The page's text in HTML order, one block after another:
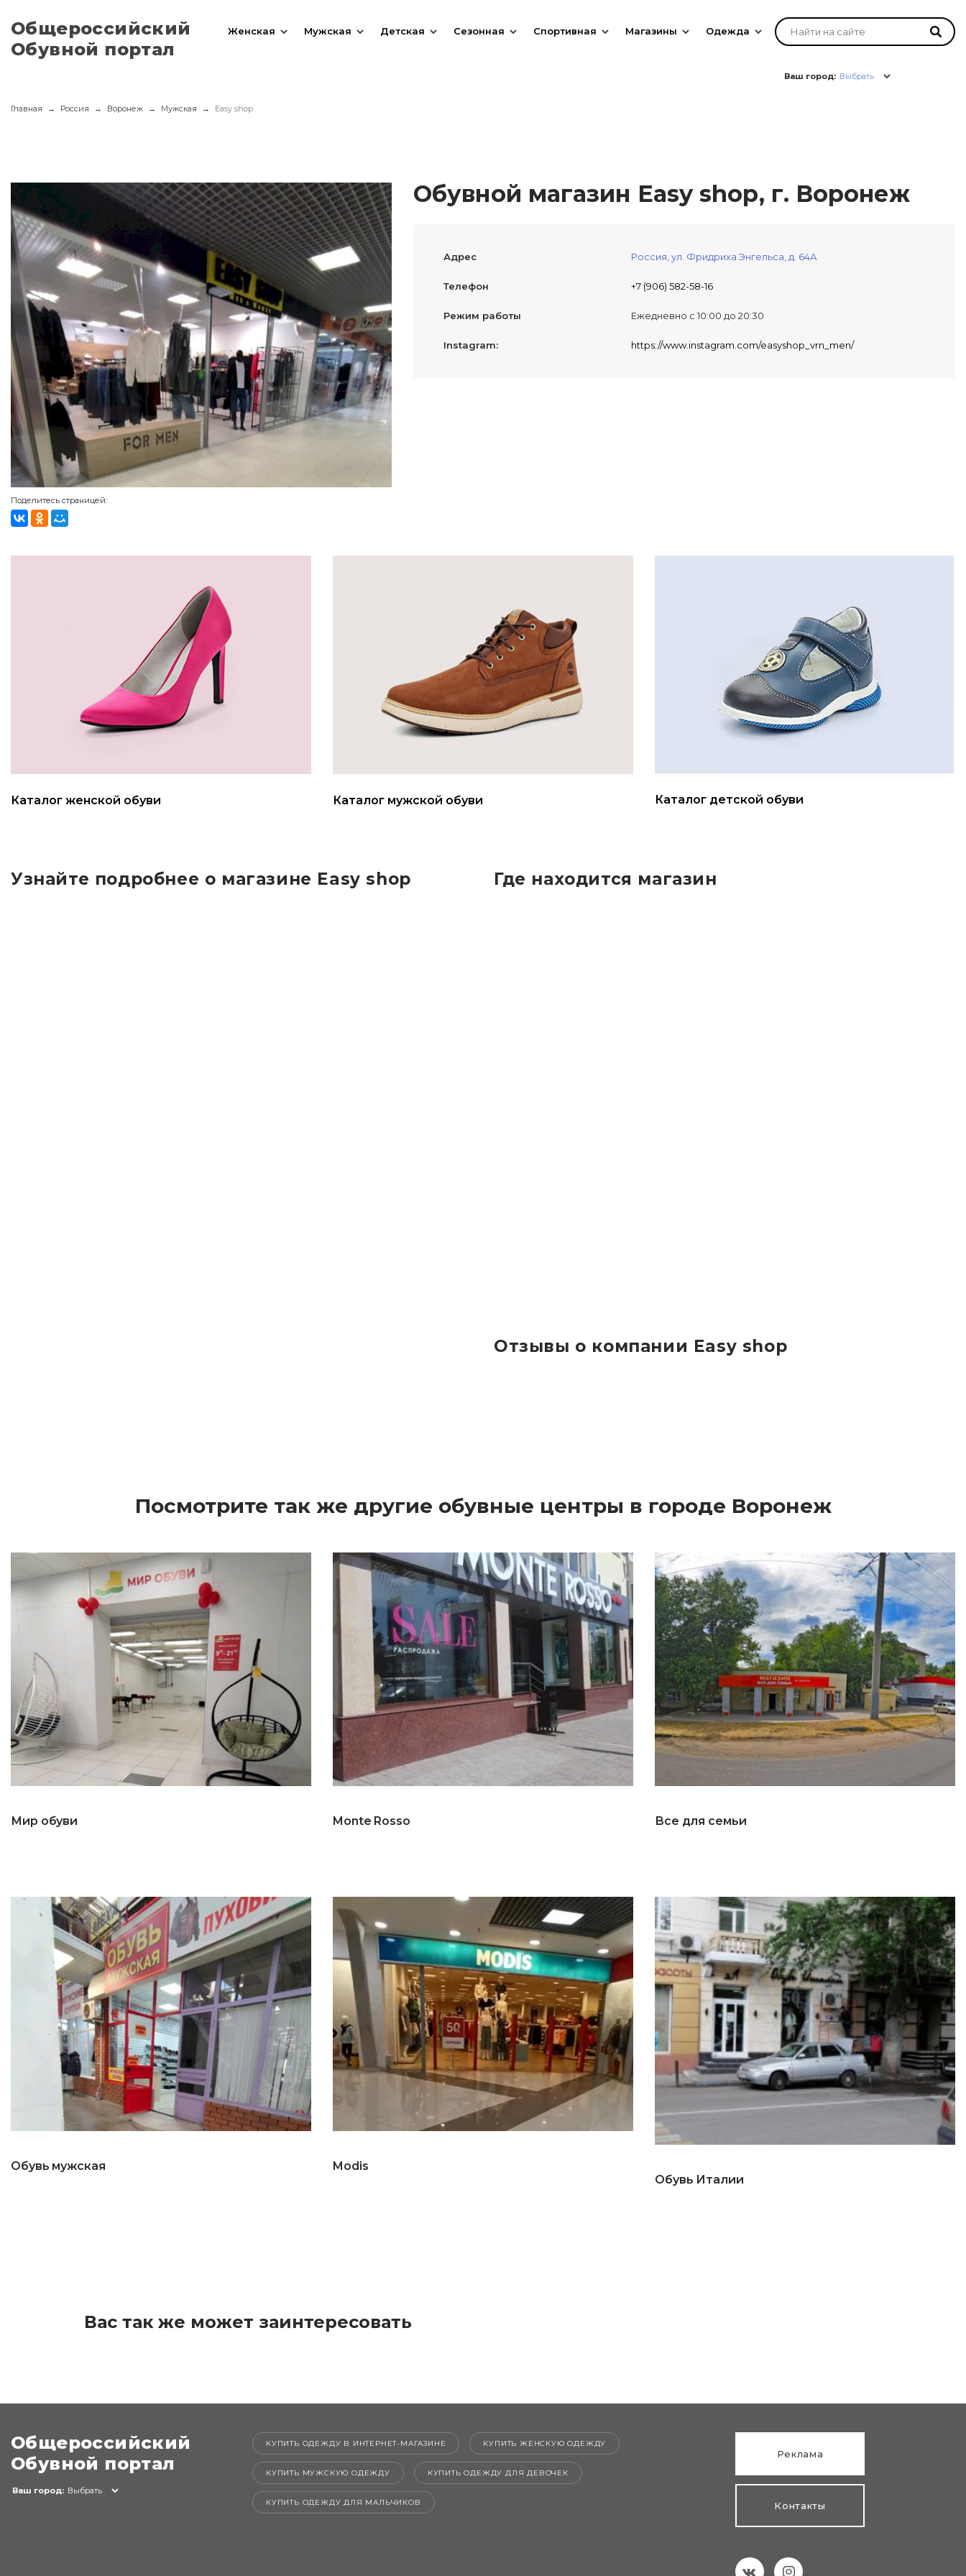
Общероссийский
Обувной портал
Женская Мужская Детская Сезонная Спортивная Магазины Одежда
Ваш город: Выбрать
Главная Россия Воронеж Мужская Easy shop
Поделитесь страницей:
Обувной магазин Easy shop, г. Воронеж
Адрес Россия, ул. Фридриха Энгельса, д. 64А
Телефон +7 (906) 582-58-16
Режим работы Ежедневно с 10:00 до 20:30
Instagram: https://www.instagram.com/easyshop_vrn_men/
Каталог женской обуви Каталог мужской обуви Каталог детской обуви
Узнайте подробнее о магазине Easy shop Где находится магазин
Отзывы о компании Easy shop
Посмотрите так же другие обувные центры в городе Воронеж
Мир обуви Monte Rosso Все для семьи
Обувь мужская
Modis
Обувь Италии
Вас так же может заинтересовать
Общероссийский
Обувной портал
Ваш город: Выбрать
КУПИТЬ ОДЕЖДУ В ИНТЕРНЕТ-МАГАЗИНЕ КУПИТЬ ЖЕНСКУЮ ОДЕЖДУ
КУПИТЬ МУЖСКУЮ ОДЕЖДУ КУПИТЬ ОДЕЖДУ ДЛЯ ДЕВОЧЕК
КУПИТЬ ОДЕЖДУ ДЛЯ МАЛЬЧИКОВ
Реклама
Контакты